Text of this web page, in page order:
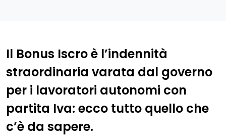
Il Bonus Iscro è l’indennità
straordinaria varata dal governo
per i lavoratori autonomi con
partita Iva: ecco tutto quello che
c’è da sapere.